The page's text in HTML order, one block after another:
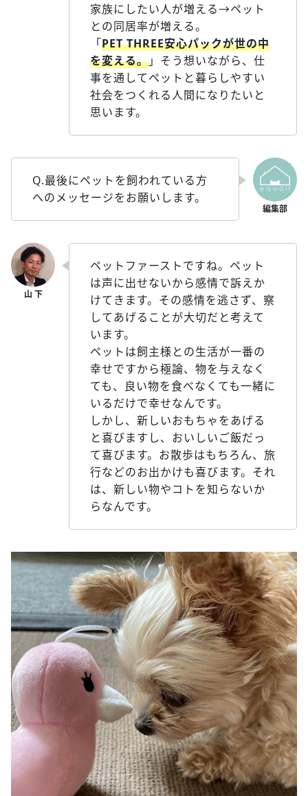
家族にしたい人が増える→ペット
との同居率が増える。
「PET THREE安心パックが世の中
を変える。」そう想いながら、仕
事を通してペットと暮らしやすい
社会をつくれる人間になりたいと
思います。
Q.最後にペットを飼われている方
へのメッセージをお願いします。
ペットファーストですね。ペット
は声に出せないから感情で訴えか
けてきます。その感情を逃さず、察
してあげることが大切だと考えて
います。
ペットは飼主様との生活が一番の
幸せですから極論、物を与えなく
ても、良い物を食べなくても一緒に
いるだけで幸せなんです。
しかし、新しいおもちゃをあげる
と喜びますし、おいしいご飯だっ
て喜びます。お散歩はもちろん、旅
行などのお出かけも喜びます。それ
は、新しい物やコトを知らないか
らなんです。